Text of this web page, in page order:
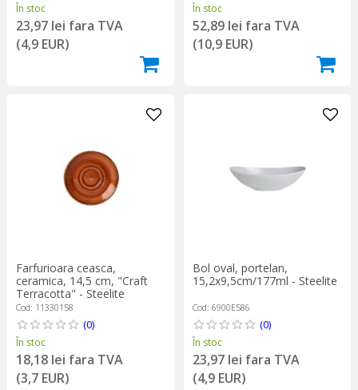
În stoc
23,97 lei fara TVA
(4,9 EUR)
În stoc
52,89 lei fara TVA
(10,9 EUR)
Farfurioara ceasca,
ceramica, 14,5 cm, "Craft
Terracotta" - Steelite
Cod: 11330158
(0)
În stoc
18,18 lei fara TVA
(3,7 EUR)
Bol oval, portelan,
15,2x9,5cm/177ml - Steelite
Cod: 6900E586
(0)
În stoc
23,97 lei fara TVA
(4,9 EUR)